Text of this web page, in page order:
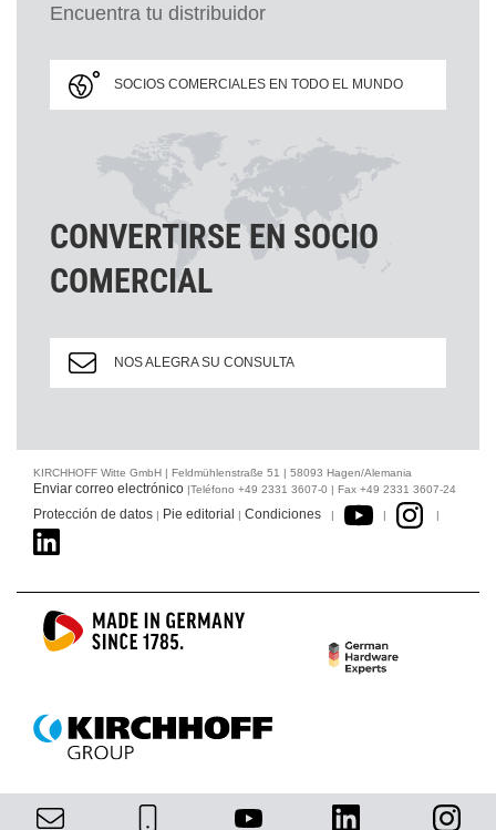
Encuentra tu distribuidor
SOCIOS COMERCIALES EN TODO EL MUNDO
CONVERTIRSE EN SOCIO
COMERCIAL
NOS ALEGRA SU CONSULTA
KIRCHHOFF Witte GmbH | Feldmühlenstraße 51 | 58093 Hagen/Alemania
Enviar correo electrónico |Teléfono +49 2331 3607-0 | Fax +49 2331 3607-24
Protección de datos | Pie editorial | Condiciones | | |